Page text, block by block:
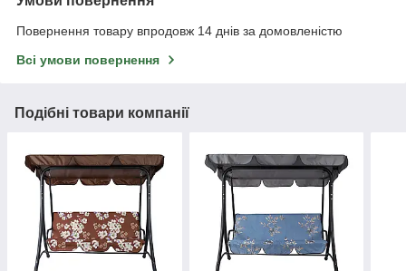
Повернення товару впродовж 14 днів за домовленістю
Всі умови повернення
Подібні товари компанії